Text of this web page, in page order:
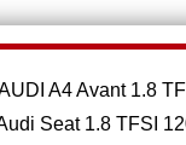
Seat 1.8 TFSI